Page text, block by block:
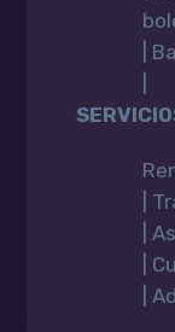
|
|
|
|
|